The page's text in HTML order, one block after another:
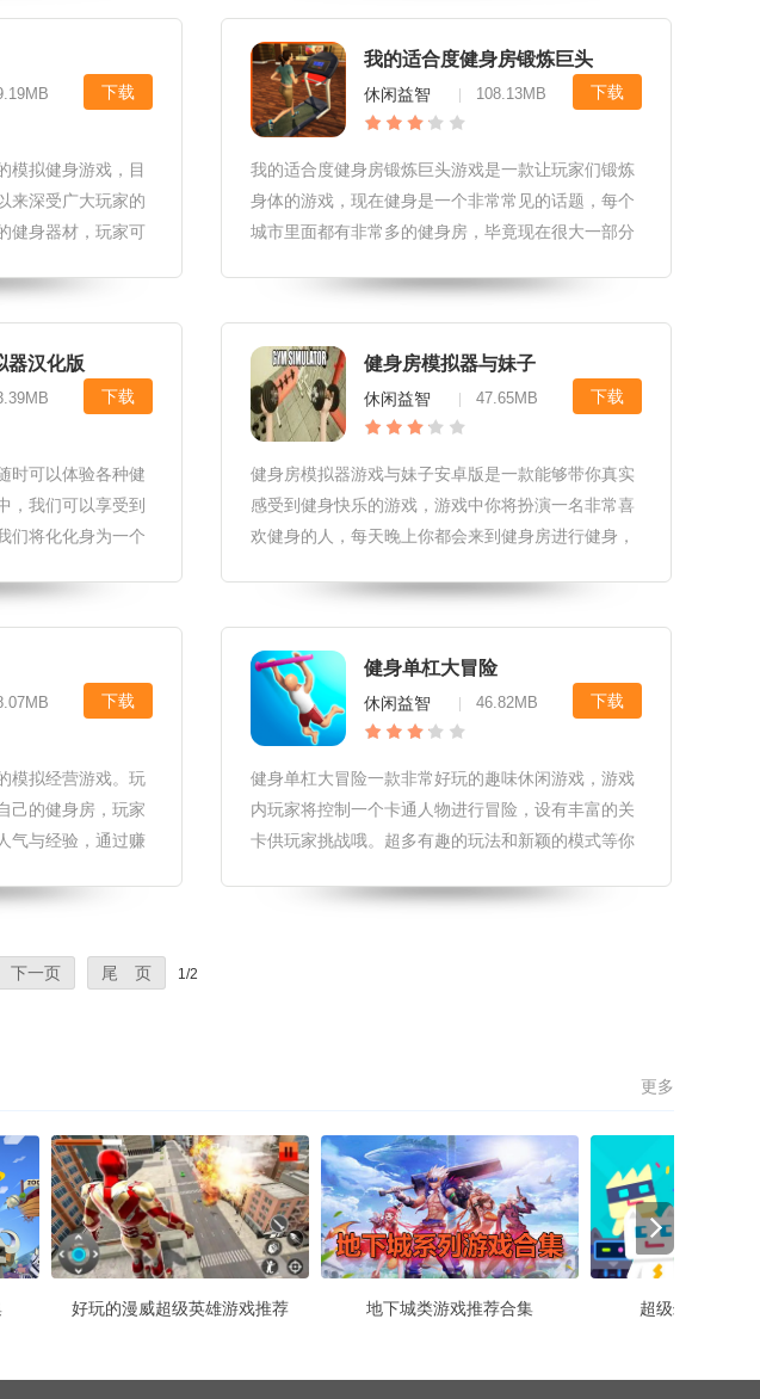
候晚上还需要吃宵夜导致我们很
下载
模拟健身游戏，目
来深受广大玩家的
健身器材，玩家可
健身房中不仅有帅
我的适合度健身房锻炼巨头
休闲益智 108.13MB 下载
我的适合度健身房锻炼巨头游戏是一款让玩家们锻炼
身体的游戏，现在健身是一个非常常见的话题，每个
城市里面都有非常多的健身房，毕竟现在很大一部分
小的，长此以往都会有些肥胖，于是我们对自己的健
康问题也会越来越重视，健身房
器汉化版
下载
时可以体验各种健
，我们可以享受到
们将化化身为一个
同时还可以观看更
健身房模拟器与妹子
休闲益智 47.65MB 下载
健身房模拟器游戏与妹子安卓版是一款能够带你真实
感受到健身快乐的游戏，游戏中你将扮演一名非常喜
欢健身的人，每天晚上你都会来到健身房进行健身，
工作都是一天到晚坐在办公室里面，很难有机会出去
活动一下，时间一长难免长肉，
下载
模拟经营游戏。玩
己的健身房，玩家
气与经验，通过赚
游戏介绍 健身不
健身单杠大冒险
休闲益智 46.82MB 下载
健身单杠大冒险一款非常好玩的趣味休闲游戏，游戏
内玩家将控制一个卡通人物进行冒险，设有丰富的关
卡供玩家挑战哦。超多有趣的玩法和新颖的模式等你
具等你来解锁，感兴趣的小伙伴们赶紧来下载吧！ 健
下一页 尾 页 1/2
更多
好玩的漫威超级英雄游戏推荐 地下城类游戏推荐合集 超级幻影猫2版